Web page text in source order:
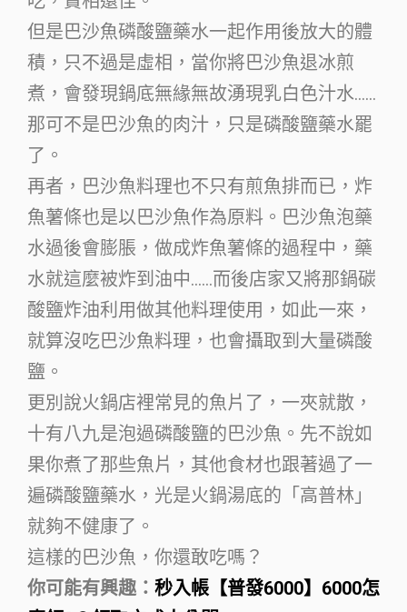
但是巴沙魚磷酸鹽藥水一起作用後放大的體
積，只不過是虛相，當你將巴沙魚退冰煎
煮，會發現鍋底無緣無故湧現乳白色汁水……
那可不是巴沙魚的肉汁，只是磷酸鹽藥水罷
了。
再者，巴沙魚料理也不只有煎魚排而已，炸
魚薯條也是以巴沙魚作為原料。巴沙魚泡藥
水過後會膨脹，做成炸魚薯條的過程中，藥
水就這麼被炸到油中……而後店家又將那鍋碳
酸鹽炸油利用做其他料理使用，如此一來，
就算沒吃巴沙魚料理，也會攝取到大量磷酸
鹽。
更別說火鍋店裡常見的魚片了，一夾就散，
十有八九是泡過磷酸鹽的巴沙魚。先不說如
果你煮了那些魚片，其他食材也跟著過了一
遍磷酸鹽藥水，光是火鍋湯底的「高普林」
就夠不健康了。
這樣的巴沙魚，你還敢吃嗎？
你可能有興趣： 秒入帳【普發6000】6000怎